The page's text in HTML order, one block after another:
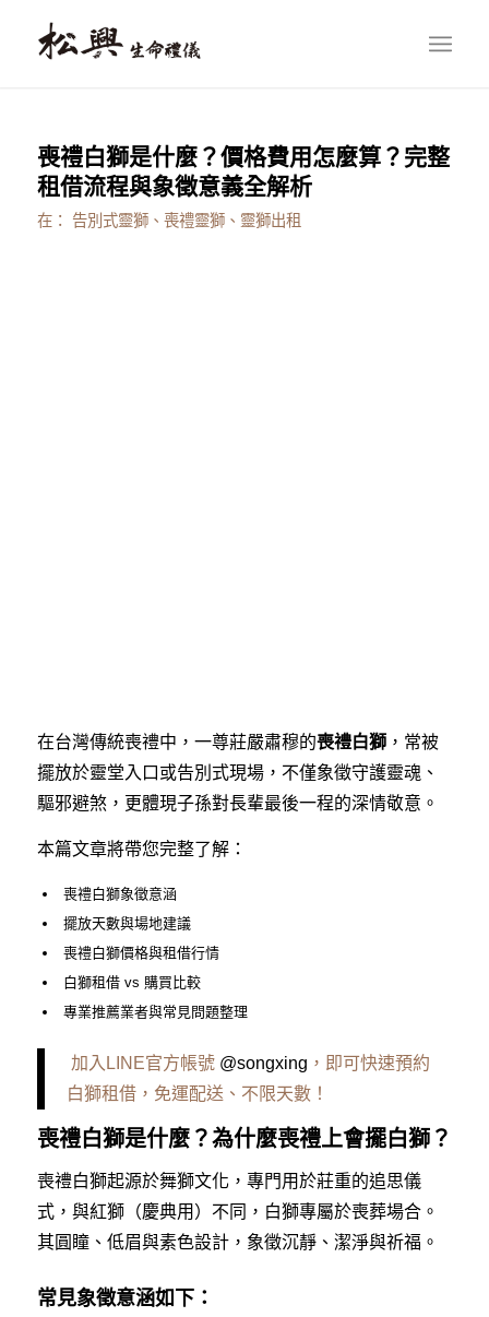
喪禮白獅是什麼？價格費用怎麼算？完整
租借流程與象徵意義全解析
在： 告別式靈獅、喪禮靈獅、靈獅出租
在台灣傳統喪禮中，一尊莊嚴肅穆的喪禮白獅，常被
擺放於靈堂入口或告別式現場，不僅象徵守護靈魂、
驅邪避煞，更體現子孫對長輩最後一程的深情敬意。
本篇文章將帶您完整了解：
喪禮白獅象徵意涵
擺放天數與場地建議
喪禮白獅價格與租借行情
白獅租借 vs 購買比較
專業推薦業者與常見問題整理
加入LINE官方帳號 @songxing ，即可快速預約
白獅租借，免運配送、不限天數！
喪禮白獅是什麼？為什麼喪禮上會擺白獅？
喪禮白獅起源於舞獅文化，專門用於莊重的追思儀
式，與紅獅（慶典用）不同，白獅專屬於喪葬場合。
其圓瞳、低眉與素色設計，象徵沉靜、潔淨與祈福。
常見象徵意涵如下：